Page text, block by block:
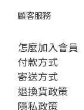
顧客服務
怎麼加入會員
付款方式
寄送方式
退換貨政策
隱私政策